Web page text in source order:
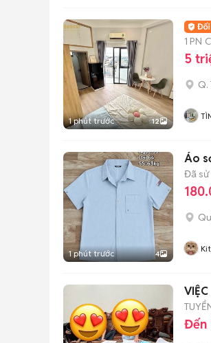
1 phút trước 12
1 PN
5
Q.
1 phút trước 4
Áo
Đã
Đến